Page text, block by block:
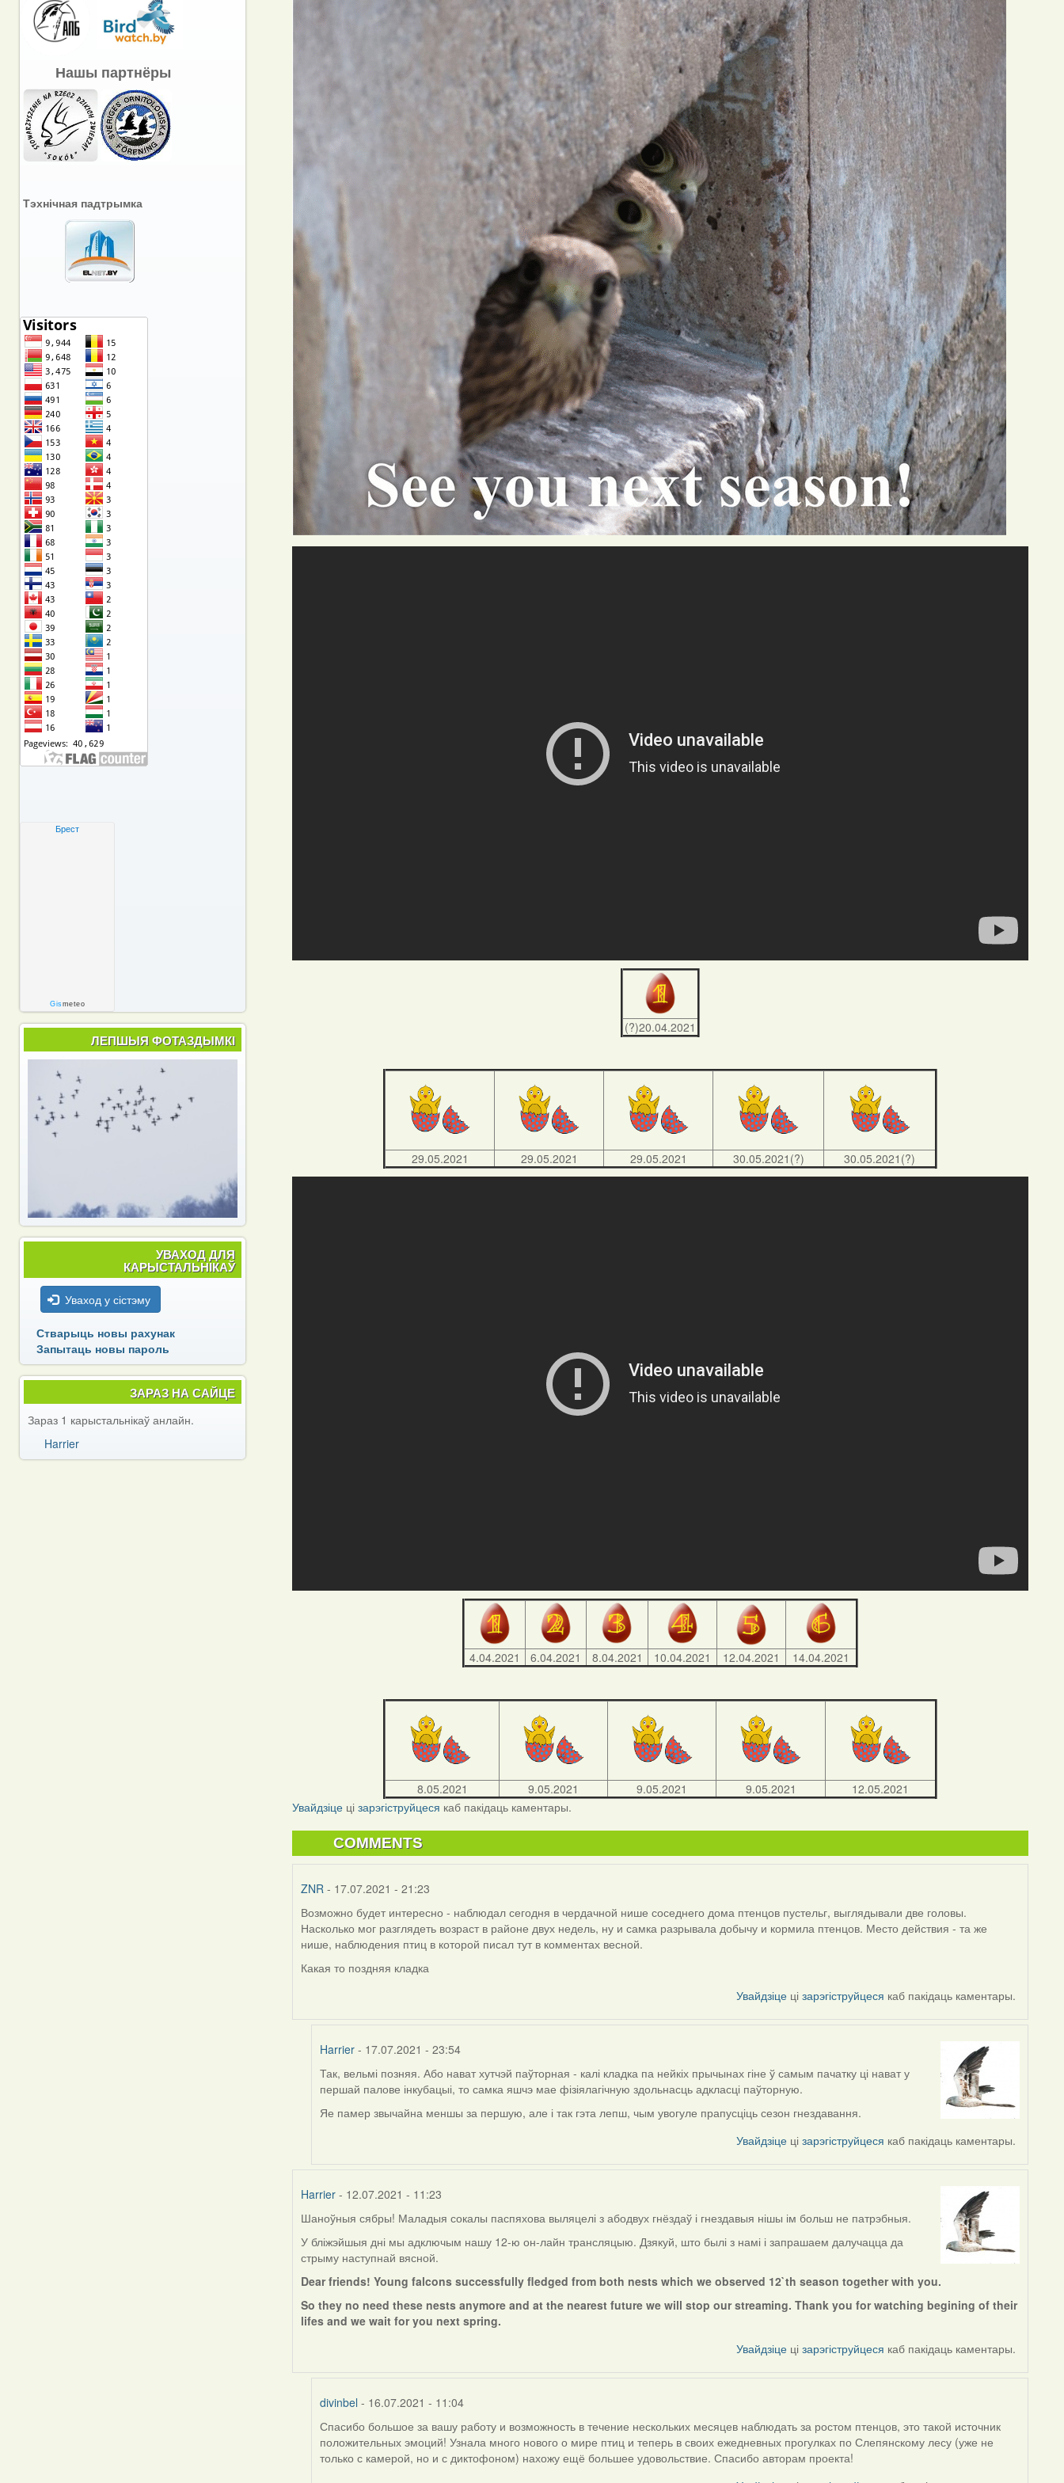
(?)20.04.2021
29.05.2021 29.05.2021 29.05.2021 30.05.2021(?) 30.05.2021(?)
4.04.2021 6.04.2021 8.04.2021 10.04.2021 12.04.2021 14.04.2021
8.05.2021 9.05.2021 9.05.2021 9.05.2021
12.05.2021
Увайдзіце цізарэгіструйцеся каб пакідаць каментары.
COMMENTS
ZNR - 17.07.2021 - 21:23
Возможно будет интересно - наблюдал сегодня в чердачной нише соседнего дома птенцов пустельг, выглядывали две головы.
Насколько мог разглядеть возраст в районе двух недель, ну и самка разрывала добычу и кормила птенцов. Место действия - та же
нише, наблюдения птиц в которой писал тут в комментах весной.
Какая то поздняя кладка
Увайдзіце цізарэгіструйцеся каб пакідаць каментары.
Harrier- 17.07.2021 - 23:54
In
reply
to
Так, вельмі позняя. Або нават хутчэй паўторная - калі кладка па нейкіх прычынах гіне ў самым пачатку ці нават у
першай палове інкубацыі, то самка яшчэ мае фізіялагічную здольнасць адкласці паўторную.
Яе памер звычайна меншы за першую, але і так гэта лепш, чым увогуле прапусціць сезон гнездавання.
Увайдзіце цізарэгіструйцеся каб пакідаць каментары.
Harrier - 12.07.2021 - 11:23
Шаноўныя сябры! Маладыя сокалы паспяхова выляцелі з абодвух гнёздаў і гнездавыя нішы ім больш не патрэбныя.
У бліжэйшыя дні мы адключым нашу 12-ю он-лайн трансляцыю. Дзякуй, што былі з намі і запрашаем далучацца да
стрыму наступнай вясной.
Dear friends! Young falcons successfully fledged from both nests which we observed 12`th season together with you.
So they no need these nests anymore and at the nearest future we will stop our streaming. Thank you for watching begining of their
lifes and we wait for you next spring.
Увайдзіце цізарэгіструйцеся каб пакідаць каментары.
divinbel - 16.07.2021 - 11:04
In
reply
to
Спасибо большое за вашу работу и возможность в течение нескольких месяцев наблюдать за ростом птенцов, это такой источник
положительных эмоций! Узнала много нового о мире птиц и теперь в своих ежедневных прогулках по Слепянскому лесу (уже не
только с камерой, но и с диктофоном) нахожу ещё большее удовольствие. Спасибо авторам проекта!
Нашы партнёры
Тэхнічная падтрымка
Брест
Gismeteo
ЛЕПШЫЯ ФОТАЗДЫМКІ
УВАХОД ДЛЯ
КАРЫСТАЛЬНІКАЎ
Уваход у сістэму
Стварыць новы рахунак
Запытаць новы пароль
ЗАРАЗ НА САЙЦЕ
Зараз 1 карыстальнікаў анлайн.
Harrier